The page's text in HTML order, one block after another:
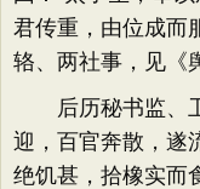
君传重，由位成而
辂、两社事，见《
后历秘书监、卫
迎，百官奔散，遂
绝饥甚，拾橡实而